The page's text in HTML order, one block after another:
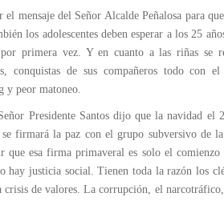
mensaje del Señor Alcalde Peñalosa para
los adolescentes deben esperar a los 25
primera vez. Y en cuanto a las riñas se
conquistas de sus compañeros todo con
y peor matoneo.
Presidente Santos dijo que la navidad el
firmará la paz con el grupo subversivo de
que esa firma primaveral es solo el
hay justicia social. Tienen toda la razón los
crisis de valores. La corrupción, el